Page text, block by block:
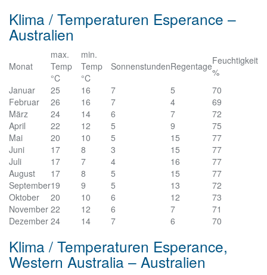
Klima / Temperaturen Esperance –
Australien
Monat
max.
Temp
°C
min.
Temp
°C
SonnenstundenRegentageFeuchtigkeit
%
Januar
25 16 7 5
70
Februar
26 16 7 4
69
März
24 14 6 7
72
April
22 12 5 9
75
Mai
20 10 5 15
77
Juni
17 8 3 15
77
Juli
17 7 4 16
77
August
17 8 5 15
77
September19 9 5 13
72
Oktober
20 10 6 12
73
November 22 12 6 7
71
Dezember 24 14 7 6 70
Klima / Temperaturen Esperance,
Western Australia – Australien